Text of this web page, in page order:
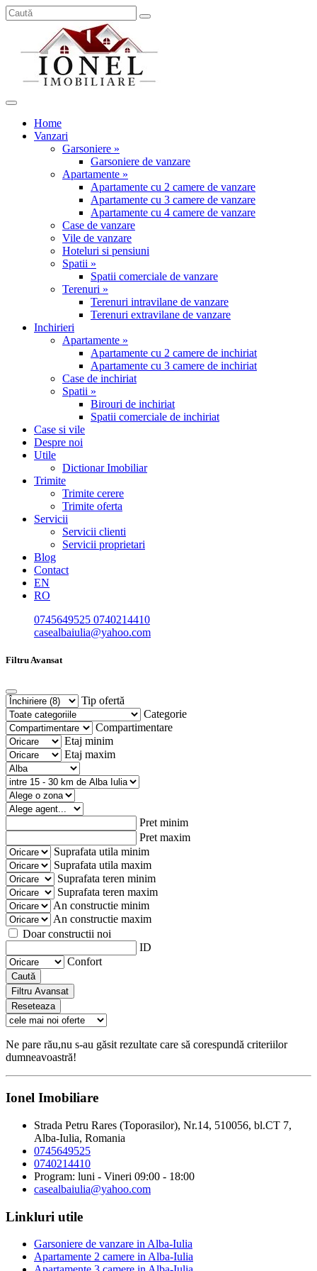
Home
Vanzari
Garsoniere »
Garsoniere de vanzare
Apartamente »
Apartamente cu 2 camere de vanzare
Apartamente cu 3 camere de vanzare
Apartamente cu 4 camere de vanzare
Case de vanzare
Vile de vanzare
Hoteluri si pensiuni
Spatii »
Spatii comerciale de vanzare
Terenuri »
Terenuri intravilane de vanzare
Terenuri extravilane de vanzare
Inchirieri
Apartamente »
Apartamente cu 2 camere de inchiriat
Apartamente cu 3 camere de inchiriat
Case de inchiriat
Spatii »
Birouri de inchiriat
Spatii comerciale de inchiriat
Case si vile
Despre noi
Utile
Dictionar Imobiliar
Trimite
Trimite cerere
Trimite oferta
Servicii
Servicii clienti
Servicii proprietari
Blog
Contact
EN
RO
0745649525 0740214410
casealbaiulia@yahoo.com
Filtru Avansat
Tip ofertă
Categorie
Compartimentare
Etaj minim
Etaj maxim
Pret minim
Pret maxim
Suprafata utila minim
Suprafata utila maxim
Suprafata teren minim
Suprafata teren maxim
An constructie minim
An constructie maxim
Doar constructii noi
ID
Confort
Caută
Filtru Avansat
Reseteaza
Ne pare rău,nu s-au găsit rezultate care să corespundă criteriilor
dumneavoastră!
Ionel Imobiliare
Strada Petru Rares (Toporasilor), Nr.14, 510056, bl.CT 7,
Alba-Iulia, Romania
0745649525
0740214410
Program: luni - Vineri 09:00 - 18:00
casealbaiulia@yahoo.com
Linkluri utile
Garsoniere de vanzare in Alba-Iulia
Apartamente 2 camere in Alba-Iulia